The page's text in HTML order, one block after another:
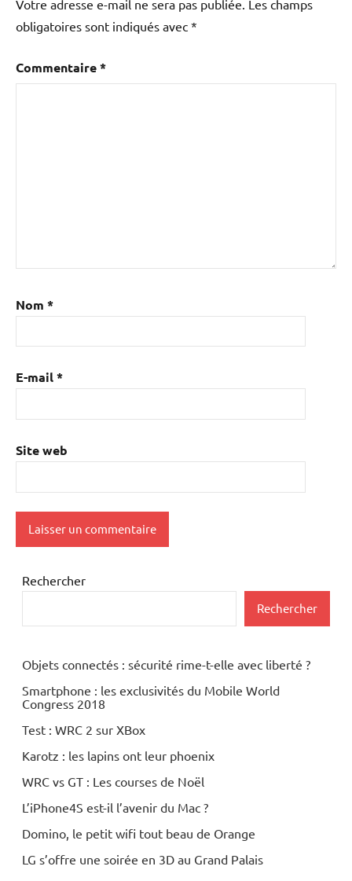
Votre adresse e-mail ne sera pas publiée. Les champs
obligatoires sont indiqués avec *
Commentaire*
Nom *
E-mail*
Site web
Rechercher
Rechercher
Objets connectés : sécurité rime-t-elle avec liberté ?
Smartphone : les exclusivités du Mobile World
Congress 2018
Test : WRC 2 sur XBox
Karotz : les lapins ont leur phoenix
WRC vs GT : Les courses de Noël
L’iPhone4S est-il l’avenir du Mac ?
Domino, le petit wifi tout beau de Orange
LG s’offre une soirée en 3D au Grand Palais